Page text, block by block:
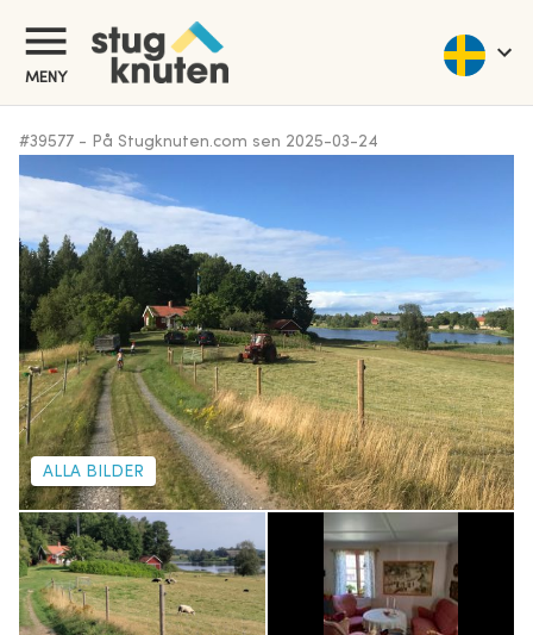
MENY
#39577 - På Stugknuten.com sen 2025-03-24
ALLA BILDER